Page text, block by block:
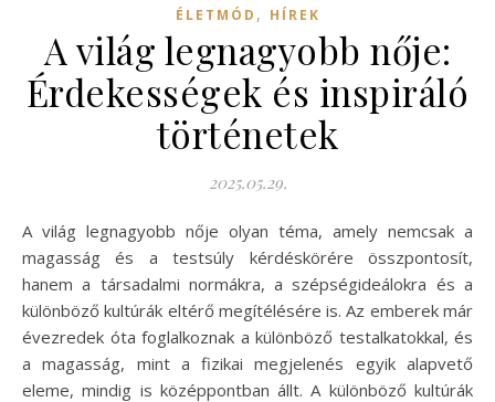
ÉLETMÓD , HÍREK
A világ legnagyobb nője:
Érdekességek és inspiráló
történetek
2025.05.29.
A világ legnagyobb nője olyan téma, amely nemcsak a
magasság és a testsúly kérdéskörére összpontosít,
hanem a társadalmi normákra, a szépségideálokra és a
különböző kultúrák eltérő megítélésére is. Az emberek már
évezredek óta foglalkoznak a különböző testalkatokkal, és
a magasság, mint a fizikai megjelenés egyik alapvető
eleme, mindig is középpontban állt. A különböző kultúrák